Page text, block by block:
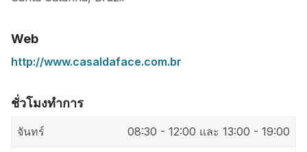
Web
http://www.casaldaface.com.br
ชั่วโมงทำการ
จันทร์ 08:30 - 12:00 และ 13:00 - 19:00